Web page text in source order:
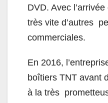
DVD. Avec
très vite d’autres
commerciales.
En 2016,
boîtiers TNT avant
à la très